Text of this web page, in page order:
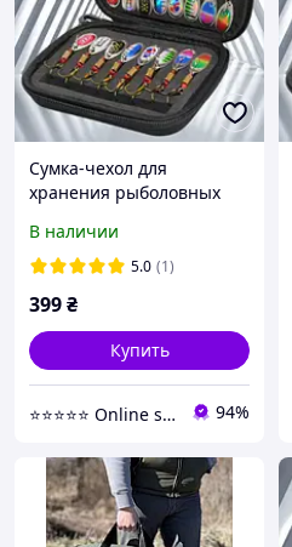
Сумка-чехол для
хранения рыболовных
мормышки, балансиры
В наличии
5.0 (1)
399₴
Купить
⭐️⭐️⭐️⭐️⭐️ Online shop🛍 94%